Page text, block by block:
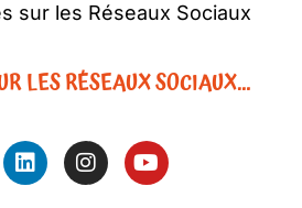
sur les Réseaux Sociaux
LES RÉSEAUX SOCIAUX…